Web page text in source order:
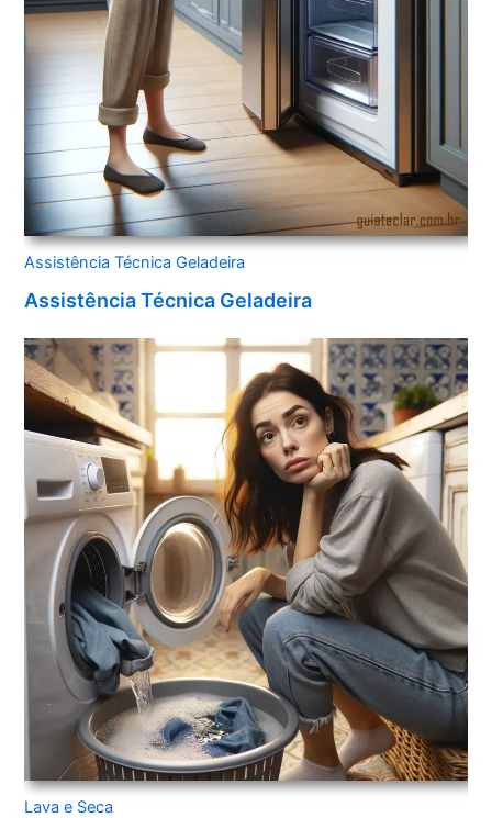
Assistência Técnica Geladeira
Assistência Técnica Geladeira
Lava e Seca